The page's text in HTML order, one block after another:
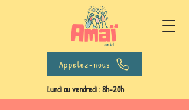
Appelez-nous
Lundi au vendredi : 8h-20h